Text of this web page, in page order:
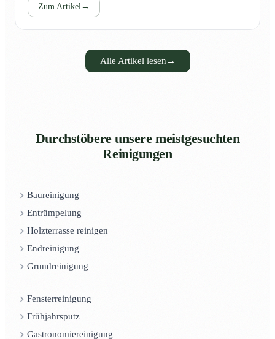
Zum Artikel→
Alle Artikel lesen →
Durchstöbere unsere meistgesuchten
Reinigungen
Baureinigung
Entrümpelung
Holzterrasse reinigen
Endreinigung
Grundreinigung
Fensterreinigung
Frühjahrsputz
Gastronomiereinigung